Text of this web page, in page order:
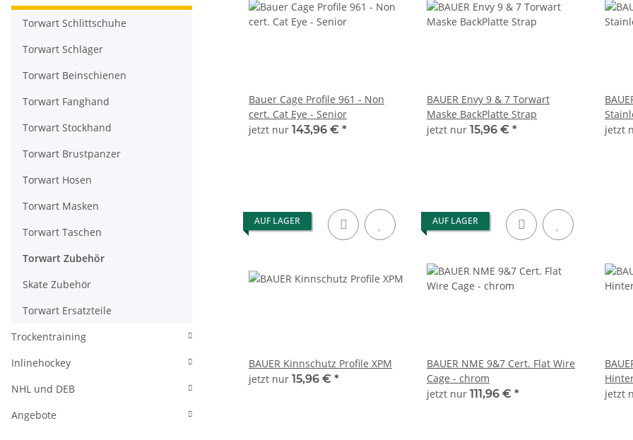
Bauer Cage Profile 961 - Non
cert. Cat Eye - Senior
jetzt nur 143,96 € *
BAUER Envy 9 & 7 Torwart
Maske BackPlatte Strap
jetzt nur 15,96 € *
jetzt
AUF LAGER
BAUER Kinnschutz Profile XPM
jetzt nur 15,96 € *
AUF LAGER
BAUER NME 9&7 Cert. Flat Wire
Cage - chrom
jetzt nur 111,96 € *
jetzt
Torwart Schlittschuhe
Torwart Schläger
Torwart Beinschienen
Torwart Fanghand
Torwart Stockhand
Torwart Brustpanzer
Torwart Hosen
Torwart Masken
Torwart Taschen
Torwart Zubehör
Skate Zubehör
Torwart Ersatzteile
Trockentraining
Inlinehockey
NHL und DEB
Angebote